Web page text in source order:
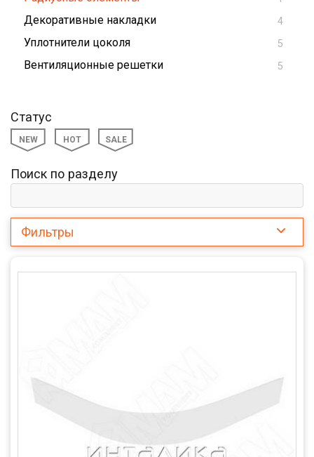
Декоративные накладки 4
Уплотнители цоколя 5
Вентиляционные решетки 5
Статус
NEW HOT SALE
Поиск по разделу
Фильтры